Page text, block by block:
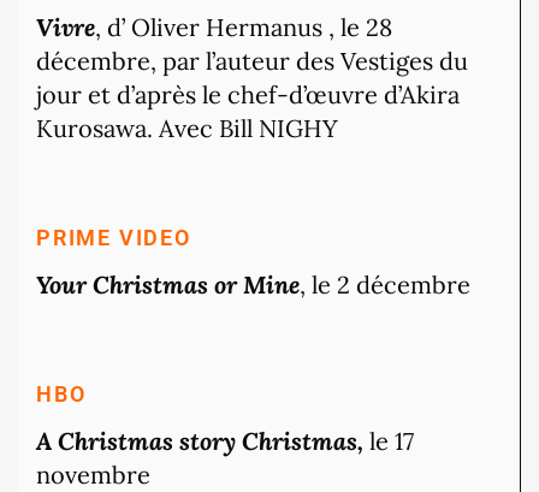
Vivre, d’ Oliver Hermanus , le 28
décembre, par l’auteur des Vestiges du
jour et d’après le chef-d’œuvre d’Akira
Kurosawa. Avec Bill NIGHY
PRIME VIDEO
Your Christmas or Mine, le 2 décembre
HBO
A Christmas story Christmas, le 17
novembre